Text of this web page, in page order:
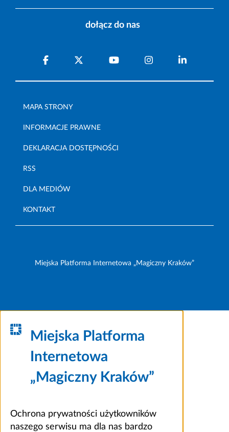
dołącz do nas
MAPA STRONY
INFORMACJE PRAWNE
DEKLARACJA DOSTĘPNOŚCI
RSS
DLA MEDIÓW
KONTAKT
Miejska Platforma Internetowa „Magiczny Kraków”
Miejska Platforma
Internetowa
„Magiczny Kraków”
Ochrona prywatności użytkowników
naszego serwisu ma dla nas bardzo